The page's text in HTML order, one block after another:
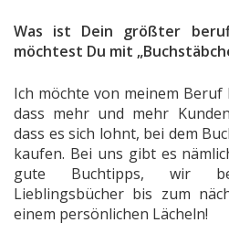
Was ist Dein größter
möchtest Du mit
Ich möchte von meinem
dass mehr und mehr
dass es sich lohnt, bei dem
kaufen. Bei uns gibt es
gute Buchtipps, wir
Lieblingsbücher bis zum
einem persönlichen Lächeln!